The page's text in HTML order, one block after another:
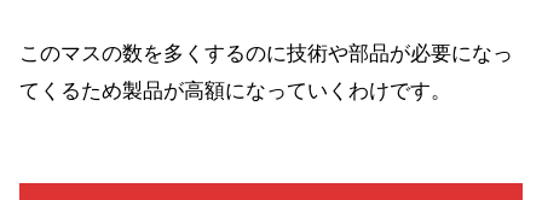
このマスの数を多くするのに技術や部品が必要になっ
てくるため製品が高額になっていくわけです。